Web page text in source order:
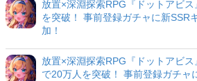
放置×深淵探索RPG『ドットアビ
を突破！ 事前登録ガチャに新SSR
加！
放置×深淵探索RPG『ドットアビ
で20万人を突破！ 事前登録ガチャ